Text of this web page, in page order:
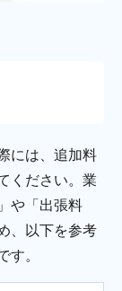
には、追加料
ください。業
や「出張料
、以下を参考
。